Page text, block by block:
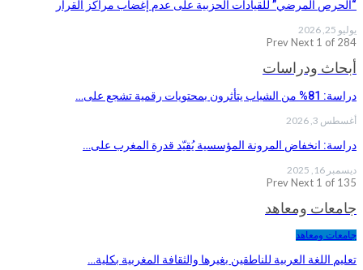
“الحرص المرضي” للقيادات الحزبية على عدم إغضاب مراكز القرار
يوليو 25, 2026
PrevNext 1 of 284
أبحاث ودراسات
دراسة: 81% من الشباب يتأثرون بمحتويات رقمية تشجع على…
أغسطس 3, 2026
دراسة: انخفاض المرونة المؤسسية يُقيّد قدرة المغرب على…
ديسمبر 16, 2025
PrevNext 1 of 135
جامعات ومعاهد
جامعات ومعاهد
تعليم اللغة العربية للناطقين بغيرها والثقافة المغربية بكلية…